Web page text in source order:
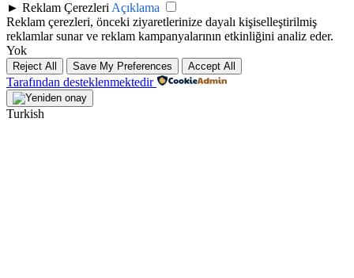
► Reklam Çerezleri Açıklama
Reklam çerezleri, önceki ziyaretlerinize dayalı kişiselleştirilmiş
reklamlar sunar ve reklam kampanyalarının etkinliğini analiz eder.
Yok
Reject All Save My Preferences Accept All
Tarafından desteklenmektedir
Turkish